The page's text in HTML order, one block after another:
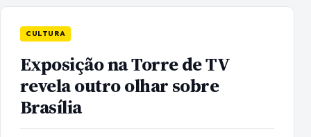
CULTURA
Exposição na Torre de TV
revela outro olhar sobre
Brasília